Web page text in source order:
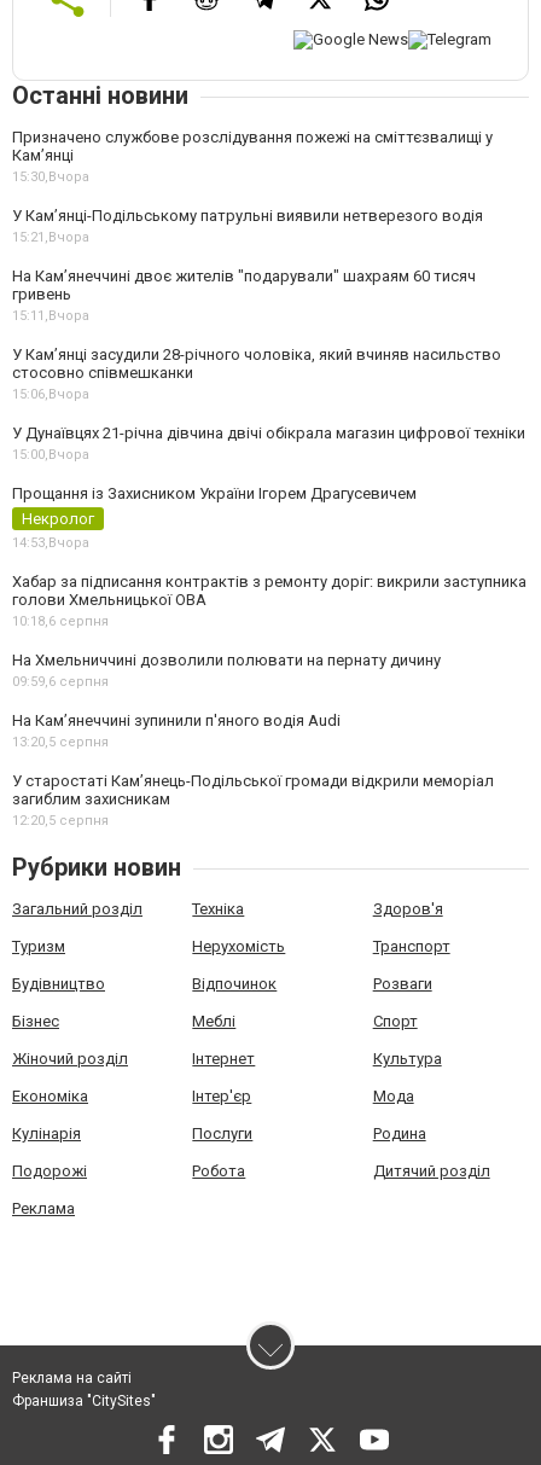
Останні новини
Призначено службове розслідування пожежі на сміттєзвалищі у
Кам’янці
15:30,Вчора
У Кам’янці-Подільському патрульні виявили нетверезого водія
15:21,Вчора
На Камʼянеччині двоє жителів "подарували" шахраям 60 тисяч
гривень
15:11,Вчора
У Камʼянці засудили 28-річного чоловіка, який вчиняв насильство
стосовно співмешканки
15:06,Вчора
У Дунаївцях 21-річна дівчина двічі обікрала магазин цифрової техніки
15:00,Вчора
Прощання із Захисником України Ігорем Драгусевичем
Некролог
14:53,Вчора
Хабар за підписання контрактів з ремонту доріг: викрили заступника
голови Хмельницької ОВА
10:18,6 серпня
На Хмельниччині дозволили полювати на пернату дичину
09:59,6 серпня
На Камʼянеччині зупинили п'яного водія Audi
13:20,5 серпня
У старостаті Кам’янець-Подільської громади відкрили меморіал
загиблим захисникам
12:20,5 серпня
Рубрики новин
Загальний розділ Техніка Здоров'я
Туризм Нерухомість Транспорт
Будівництво Відпочинок Розваги
Бізнес Меблі Спорт
Жіночий розділ Інтернет Культура
Економіка Інтер'єр Мода
Кулінарія Послуги Родина
Подорожі Робота Дитячий розділ
Реклама
Реклама на сайті
Франшиза "CitySites"